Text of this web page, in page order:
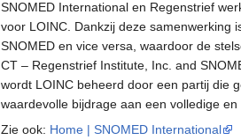
SNOMED International en Regenstrief
voor LOINC. Dankzij deze samenwerking
SNOMED en vice versa, waardoor de
CT – Regenstrief Institute, Inc. and
wordt LOINC beheerd door een partij die
waardevolle bijdrage aan een volledige
Zie ook: Home | SNOMED International